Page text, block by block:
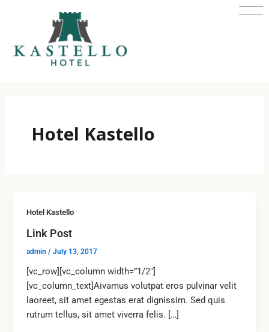
Hotel Kastello
Hotel Kastello
Link Post
admin/July 13, 2017
[vc_row][vc_column width=”1/2″]
[vc_column_text]Aivamus volutpat eros pulvinar velit
laoreet, sit amet egestas erat dignissim. Sed quis
rutrum tellus, sit amet viverra felis. […]